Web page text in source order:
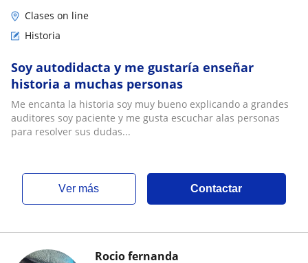
Clases on line
Historia
Soy autodidacta y me gustaría enseñar
historia a muchas personas
Me encanta la historia soy muy bueno explicando a grandes
auditores soy paciente y me gusta escuchar alas personas
para resolver sus dudas...
ver más Contactar
Rocio fernanda